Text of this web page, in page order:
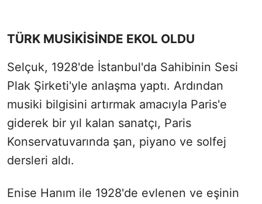
TÜRK MUSİKİSİNDE EKOL OLDU
Selçuk, 1928'de İstanbul'da Sahibinin Sesi
Plak Şirketi'yle anlaşma yaptı. Ardından
musiki bilgisini artırmak amacıyla Paris'e
giderek bir yıl kalan sanatçı, Paris
Konservatuvarında şan, piyano ve solfej
dersleri aldı.
Enise Hanım ile 1928'de evlenen ve eşinin